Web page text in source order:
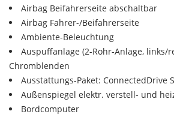
Airbag Beifahrerseite abschaltbar
Airbag Fahrer-/Beifahrerseite
Ambiente-Beleuchtung
Auspuffanlage (2-Rohr-Anlage, links/
Chromblenden
Ausstattungs-Paket: ConnectedDrive
Außenspiegel elektr. verstell- und
Bordcomputer